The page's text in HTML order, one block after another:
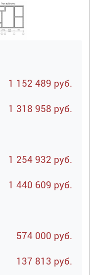
1 152 489 руб.
1 318 958 руб.
1 254 932 руб.
1 440 609 руб.
574 000 руб.
137 813 руб.